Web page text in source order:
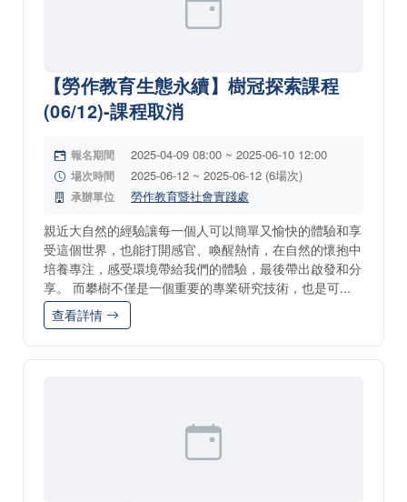
【勞作教育生態永續】樹冠探索課程
(06/12)-課程取消
報名期間 2025-04-09 08:00 ~ 2025-06-10 12:00
場次時間 2025-06-12 ~ 2025-06-12 (6場次)
承辦單位 勞作教育暨社會實踐處
親近大自然的經驗讓每一個人可以簡單又愉快的體驗和享
受這個世界，也能打開感官、喚醒熱情，在自然的懷抱中
培養專注，感受環境帶給我們的體驗，最後帶出啟發和分
享。 而攀樹不僅是一個重要的專業研究技術，也是可...
查看詳情